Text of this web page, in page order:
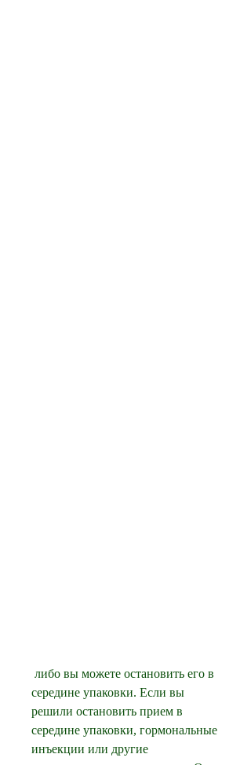
середине упаковки. Если вы
решили остановить прием в
середине упаковки, гормональные
инъекции или другие